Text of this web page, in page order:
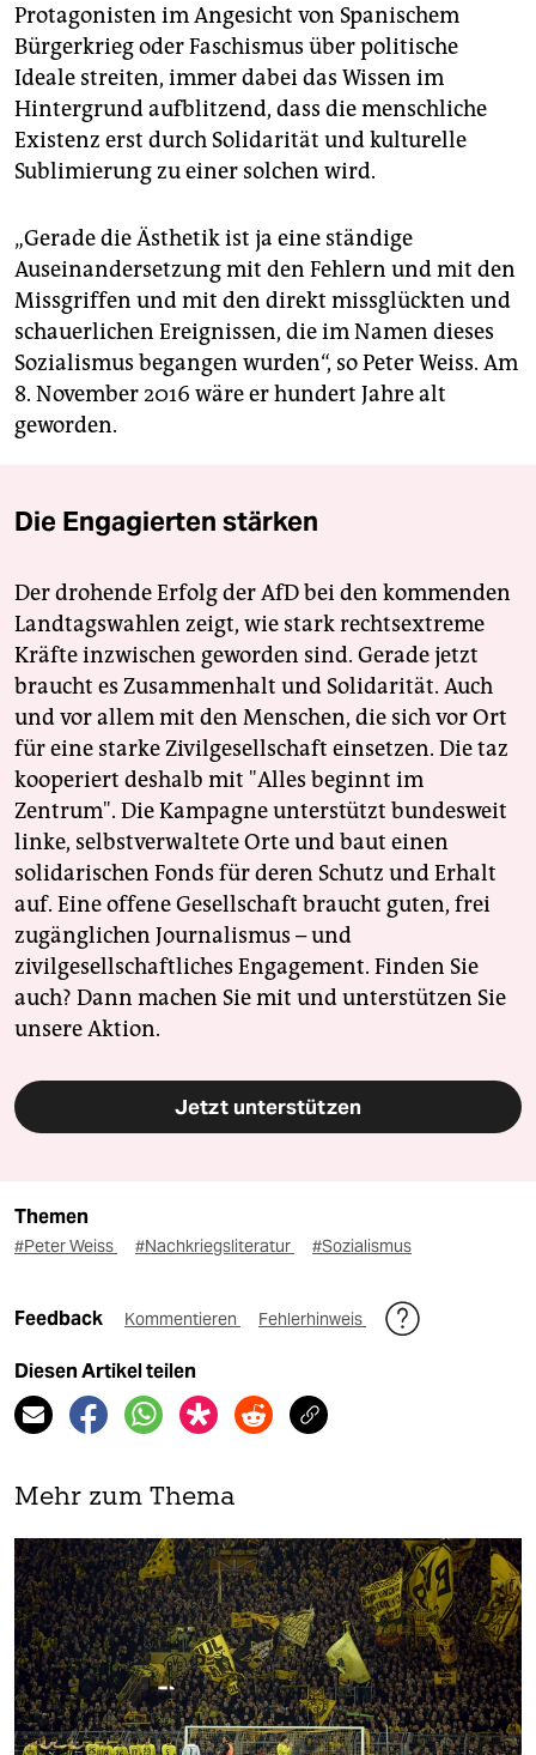
Protagonisten im Angesicht von Spanischem
Bürgerkrieg oder Faschismus über politische
Ideale streiten, immer dabei das Wissen im
Hintergrund aufblitzend, dass die menschliche
Existenz erst durch Solidarität und kulturelle
Sublimierung zu einer solchen wird.
„Gerade die Ästhetik ist ja eine ständige
Auseinandersetzung mit den Fehlern und mit den
Missgriffen und mit den direkt missglückten und
schauerlichen Ereignissen, die im Namen dieses
Sozialismus begangen wurden“, so Peter Weiss. Am
8. November 2016 wäre er hundert Jahre alt
geworden.
Die Engagierten stärken
Der drohende Erfolg der AfD bei den kommenden
Landtagswahlen zeigt, wie stark rechtsextreme
Kräfte inzwischen geworden sind. Gerade jetzt
braucht es Zusammenhalt und Solidarität. Auch
und vor allem mit den Menschen, die sich vor Ort
für eine starke Zivilgesellschaft einsetzen. Die taz
kooperiert deshalb mit "Alles beginnt im
Zentrum". Die Kampagne unterstützt bundesweit
linke, selbstverwaltete Orte und baut einen
solidarischen Fonds für deren Schutz und Erhalt
auf. Eine offene Gesellschaft braucht guten, frei
zugänglichen Journalismus – und
zivilgesellschaftliches Engagement. Finden Sie
auch? Dann machen Sie mit und unterstützen Sie
unsere Aktion.
Jetzt unterstützen
Themen
#Peter Weiss #Nachkriegsliteratur #Sozialismus
Feedback Kommentieren Fehlerhinweis
Diesen Artikel teilen
Mehr zum Thema